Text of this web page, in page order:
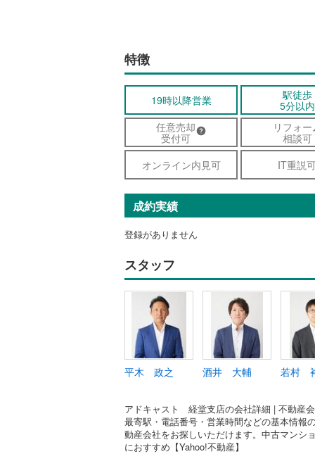
特徴
19時以降営業
駅徒歩
5分以内
任意売却
受付可
リフォー
相談可
オンライン内見可
IT重説
成約実績
登録がありません
スタッフ
平木 政之 酒井 大輔 若村
アドキャスト 経堂支店の会社詳細 | 不動産
最寄駅・電話番号・営業時間などの基本情報
動産会社をお探しいただけます。中古マンシ
におすすめ【Yahoo!不動産】